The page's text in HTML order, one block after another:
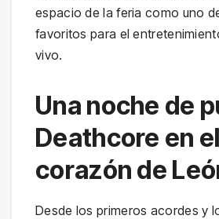
espacio de la feria como uno
favoritos para el
vivo.
Una noche de
Deathcore en el
corazón de
Desde los primeros acordes y